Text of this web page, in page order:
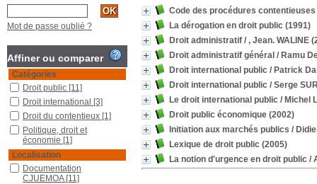
Code des procédures
La dérogation en droit public (1991)
Droit administratif / , Jean. WALINE
Droit administratif général / Ramu
Droit international public / Patrick
Droit international public / Serge
Le droit international public / Michel
Droit public économique (2002)
Initiation aux marchés publics /
Lexique de droit public (2005)
La notion d'urgence en droit public /
Mot de passe oublié ?
Affiner ou comparer
Catégories
Droit public [11]
Droit international [3]
Droit du contentieux [1]
Politique, droit et
économie [1]
Localisation
Documentation
CJUEMOA [11]